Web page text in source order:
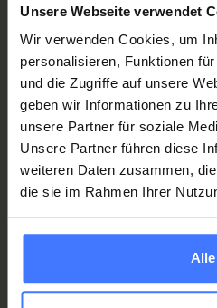
Unsere Webseite verwendet
Wir verwenden Cookies, um
personalisieren, Funktionen
und die Zugriffe auf unsere
geben wir Informationen zu
unsere Partner für soziale
Unsere Partner führen diese
weiteren Daten zusammen,
die sie im Rahmen Ihrer
einmalig
Ihre Transaktion ist sicher
250 000 Swiss
emergency
Your 6 advantages